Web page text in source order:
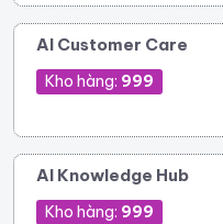
AI Customer Care
Kho hàng: 999
AI Knowledge Hub
Kho hàng: 999